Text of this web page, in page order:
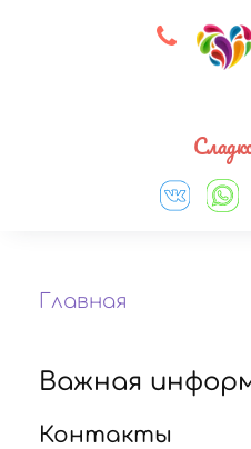
8
Главная
Важная
Контакты